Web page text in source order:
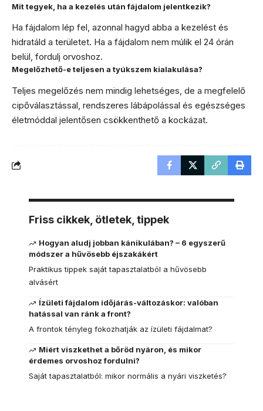
Mit tegyek, ha a kezelés után fájdalom jelentkezik?
Ha fájdalom lép fel, azonnal hagyd abba a kezelést és
hidratáld a területet. Ha a fájdalom nem múlik el 24 órán
belül, fordulj orvoshoz.
Megelőzhető-e teljesen a tyúkszem kialakulása?
Teljes megelőzés nem mindig lehetséges, de a megfelelő
cipőválasztással, rendszeres lábápolással és egészséges
életmóddal jelentősen csökkenthető a kockázat.
Friss cikkek, ötletek, tippek
Hogyan aludj jobban kánikulában? – 6 egyszerű
módszer a hűvösebb éjszakákért
Praktikus tippek saját tapasztalatból a hűvösebb
alvásért
Ízületi fájdalom időjárás-változáskor: valóban
hatással van ránk a front?
A frontok tényleg fokozhatják az ízületi fájdalmat?
Miért viszkethet a bőröd nyáron, és mikor
érdemes orvoshoz fordulni?
Saját tapasztalatból: mikor normális a nyári viszketés?